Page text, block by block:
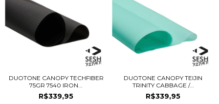
DUOTONE CANOPY TECHFIBER
75GR 7540 IRON...
R$339,95
DUOTONE CANOPY TEIJIN
TRINITY CABBAGE /...
R$339,95